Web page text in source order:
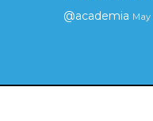
@academia May
_İLGİSİ_.pdf